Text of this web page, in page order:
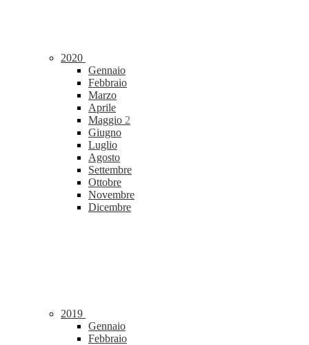
2020
Gennaio
Febbraio
Marzo
Aprile
Maggio 2
Giugno
Luglio
Agosto
Settembre
Ottobre
Novembre
Dicembre
2019
Gennaio
Febbraio